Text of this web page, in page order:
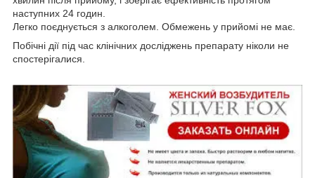
наступних 24 годин.
Легко поєднується з алкоголем. Обмежень у прийомі не має.
Побічні дії під час клінічних досліджень препарату ніколи не
спостерігалися.